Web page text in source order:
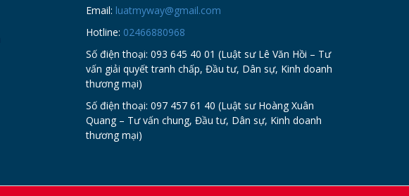
Email: luatmyway@gmail.com
Hotline: 02466880968
Số điện thoại: 093 645 40 01 (Luật sư Lê Văn Hồi – Tư
vấn giải quyết tranh chấp, Đầu tư, Dân sự, Kinh doanh
thương mại)
Số điện thoại: 097 457 61 40 (Luật sư Hoàng Xuân
Quang – Tư vấn chung, Đầu tư, Dân sự, Kinh doanh
thương mại)